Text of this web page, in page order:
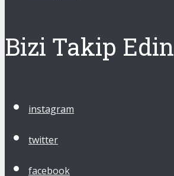
Bizi Takip Edin
instagram
twitter
facebook